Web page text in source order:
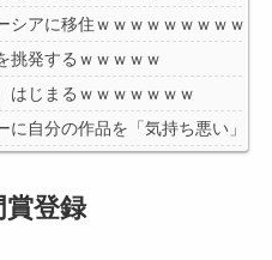
シアに移住ｗｗｗｗｗｗｗｗｗ
挑発するｗｗｗｗｗ
はじまるｗｗｗｗｗｗｗ
に自分の作品を「気持ち悪い」
賞登録